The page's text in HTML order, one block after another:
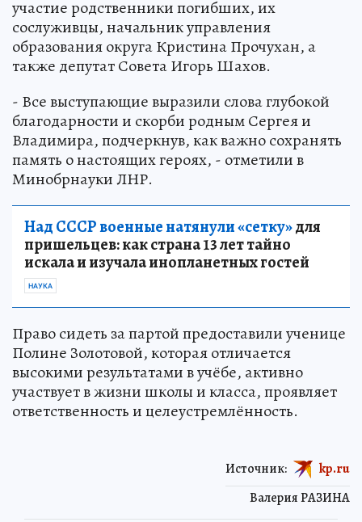
участие родственники погибших, их
сослуживцы, начальник управления
образования округа Кристина Прочухан, а
также депутат Совета Игорь Шахов.
- Все выступающие выразили слова глубокой
благодарности и скорби родным Сергея и
Владимира, подчеркнув, как важно сохранять
память о настоящих героях, - отметили в
Минобрнауки ЛНР.
Над СССР военные натянули «сетку»для
пришельцев: как страна 13 лет тайно
искала и изучала инопланетных гостей
НАУКА
Право сидеть за партой предоставили ученице
Полине Золотовой, которая отличается
высокими результатами в учёбе, активно
участвует в жизни школы и класса, проявляет
ответственность и целеустремлённость.
Валерия РАЗИНА
Источник: kp.ru